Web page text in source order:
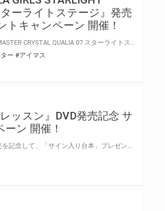
ターライトステージ』発売
キャンペーン 開催！
ー #アイマス
ッスン』DVD発売記念 サ
ン 開催！